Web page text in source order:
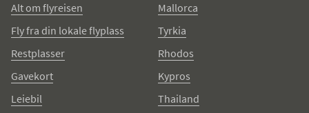
Alt om flyreisen
Fly fra din lokale flyplass
Restplasser
Gavekort
Leiebil
Mallorca
Tyrkia
Rhodos
Kypros
Thailand